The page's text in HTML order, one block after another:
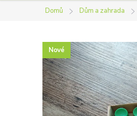
Domů Dům a zahrada
Nové